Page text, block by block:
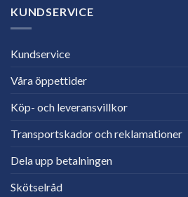
KUNDSERVICE
Kundservice
Våra öppettider
Köp- och leveransvillkor
Transportskador och reklamationer
Dela upp betalningen
Skötselråd